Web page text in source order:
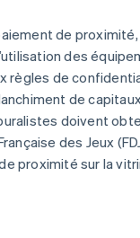
de
des
règles de
de
doivent
des Jeux
proximité sur la